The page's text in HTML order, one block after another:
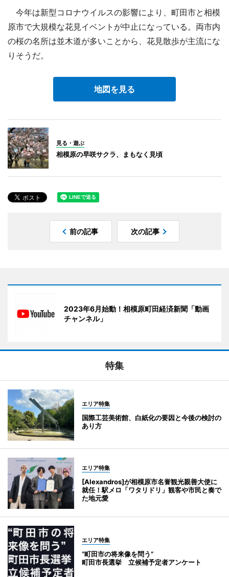
今年は新型コロナウイルスの影響により、町田市と相模
原市で大規模な花見イベントが中止になっている。両市内
の桜の名所は並木道が多いことから、花見散歩が主流にな
りそうだ。
地図を見る
見る・遊ぶ
相模原の早咲サクラ、まもなく見頃
前の記事 次の記事
2023年6月始動！相模原町田経済新聞「動画
チャンネル」
特集
エリア特集
国際工芸美術館、白紙化の要因と今後の検討の
あり方
エリア特集
[Alexandros]が相模原市名誉観光親善大使に
就任！駅メロ「ワタリドリ」観客や市民と奏で
た地元愛
エリア特集
“町田市の将来像を問う”
町田市長選挙 立候補予定者アンケート